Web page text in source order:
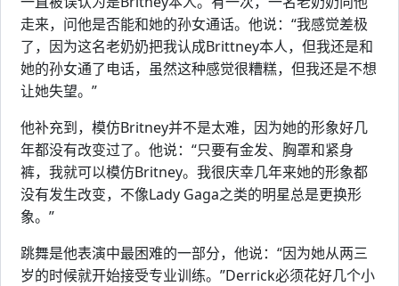
走来，问他是否能和她的孙女通话。他说：“我感觉差极
了，因为这名老奶奶把我认成Brittney本人，但我还是和
她的孙女通了电话，虽然这种感觉很糟糕，但我还是不想
让她失望。”
他补充到，模仿Britney并不是太难，因为她的形象好几
年都没有改变过了。他说：“只要有金发、胸罩和紧身
裤，我就可以模仿Britney。我很庆幸几年来她的形象都
没有发生改变，不像Lady Gaga之类的明星总是更换形
象。”
跳舞是他表演中最困难的一部分，他说：“因为她从两三
岁的时候就开始接受专业训练。”Derrick必须花好几个小